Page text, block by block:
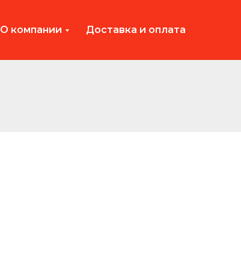
О компании Доставка и оплата